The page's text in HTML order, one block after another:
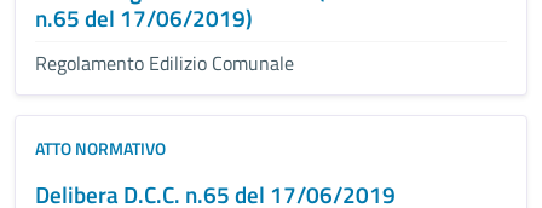
n.65 del 17/06/2019)
Regolamento Edilizio Comunale
ATTO NORMATIVO
Delibera D.C.C. n.65 del 17/06/2019